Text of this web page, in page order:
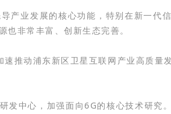
产业发展的核心功能，特别在新一代
非常丰富、创新生态完善。
推动浦东新区卫星互联网产业高质量
中心，加强面向6G的核心技术研究